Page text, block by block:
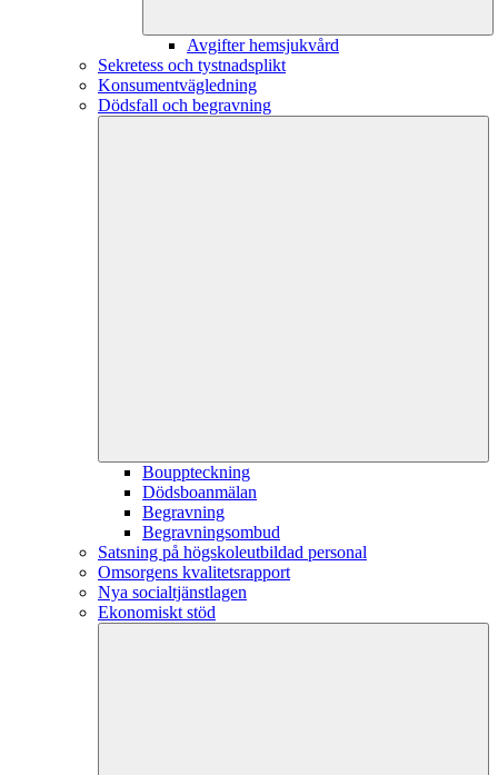
Avgifter hemsjukvård
Sekretess och tystnadsplikt
Konsumentvägledning
Dödsfall och begravning
Bouppteckning
Dödsboanmälan
Begravning
Begravningsombud
Satsning på högskoleutbildad personal
Omsorgens kvalitetsrapport
Nya socialtjänstlagen
Ekonomiskt stöd